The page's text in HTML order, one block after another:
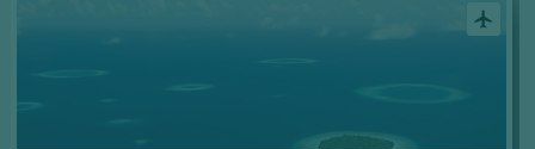
airplanemode_active